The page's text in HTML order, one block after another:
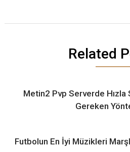
Related
Metin2 Pvp Serverde
Gereken
Futbolun En İyi Müzikleri